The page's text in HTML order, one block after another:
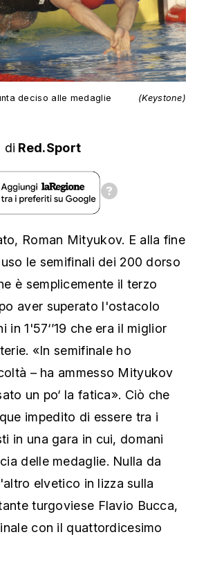
deciso alle medaglie (Keystone)
di Red.Sport
Roman Mityukov. E alla fine
le semifinali dei 200 dorso
è semplicemente il terzo
aver superato l'ostacolo
in 1'57‘’19 che era il miglior
«In semifinale ho
– ha ammesso Mityukov
un po‘ la fatica». Ciò che
impedito di essere tra i
in una gara in cui, domani
delle medaglie. Nulla da
elvetico in lizza sulla
turgoviese Flavio Bucca,
con il quattordicesimo